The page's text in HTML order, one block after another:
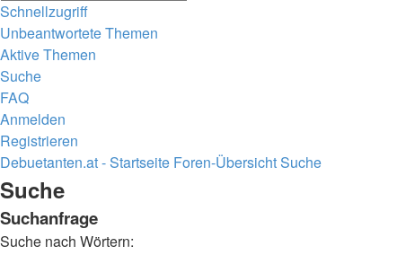
Schnellzugriff
Unbeantwortete Themen
Aktive Themen
Suche
FAQ
Anmelden
Registrieren
Debuetanten.at - Startseite Foren-ÜbersichtSuche
Suche
Suche
Suchanfrage
Suche nach Wörtern: